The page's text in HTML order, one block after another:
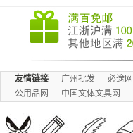
友情链接 广州批发 必途网
公用品网
中国文体文具网